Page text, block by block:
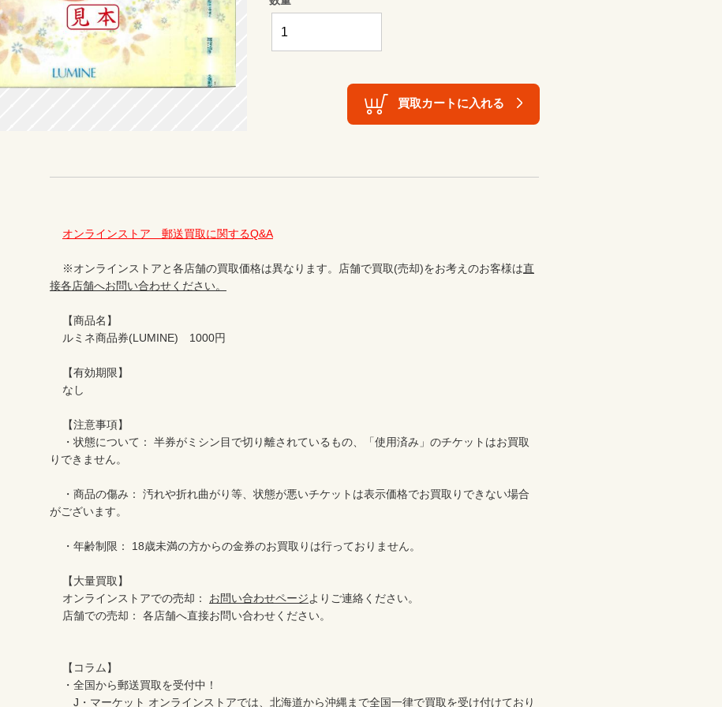
買取カートに入れる
オンラインストア　郵送買取に関するQ&A
    ※オンラインストアと各店舗の買取価格は異なります。店舗で買取(売却)をお考えのお客様は
直
接各店舗へお問い合わせください。
りできません。
がございます。
    オンラインストアでの売却：
お問い合わせページよりご連絡ください。